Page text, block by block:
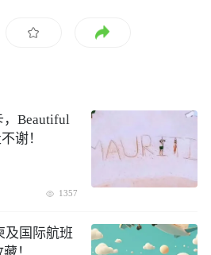
，Beautiful
谢！
1357
及国际航班